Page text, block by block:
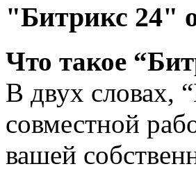
"Битрикс 24"
Что такое
В двух словах,
совместной
вашей